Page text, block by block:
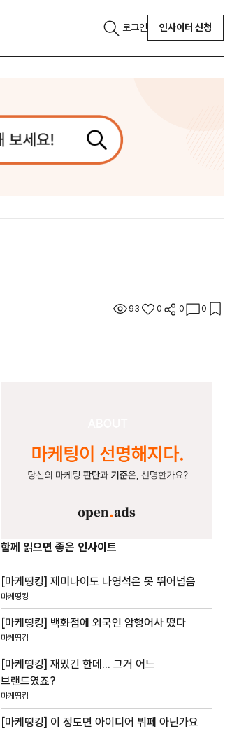
로그인 인사이터 신청
93 0 0 0
함께 읽으면 좋은 인사이트
[마케띵킹] 제미나이도 나영석은 못 뛰어넘음
마케띵킹
[마케띵킹] 백화점에 외국인 암행어사 떴다
마케띵킹
[마케띵킹] 재밌긴 한데... 그거 어느
브랜드였죠?
마케띵킹
[마케띵킹] 이 정도면 아이디어 뷔페 아닌가요